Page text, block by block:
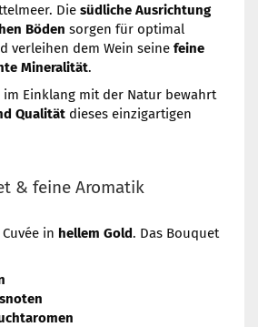
Die südliche Ausrichtung
Böden sorgen für optimal
verleihen dem Wein seine feine
Mineralität.
im Einklang mit der Natur bewahrt
Qualität dieses einzigartigen
& feine Aromatik
in hellem Gold. Das Bouquet